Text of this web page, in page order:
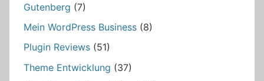
Gutenberg (7)
Mein WordPress Business (8)
Plugin Reviews (51)
Theme Entwicklung (37)